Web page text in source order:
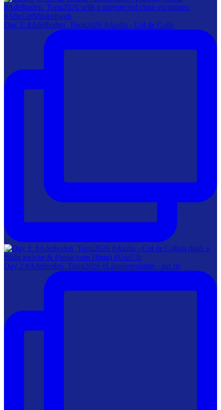
Day 3: #Adelboden_Turin2026 #Arolla - Col de Collo
Day 2 #Adelboden_Turin2026 #Lämmerenhütte - auf de